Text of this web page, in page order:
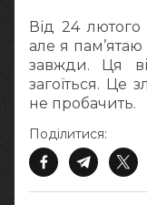
Від 24 лютого
але я пам’ятаю
завжди. Ця
загоїться. Це
не пробачить.
Поділитися: